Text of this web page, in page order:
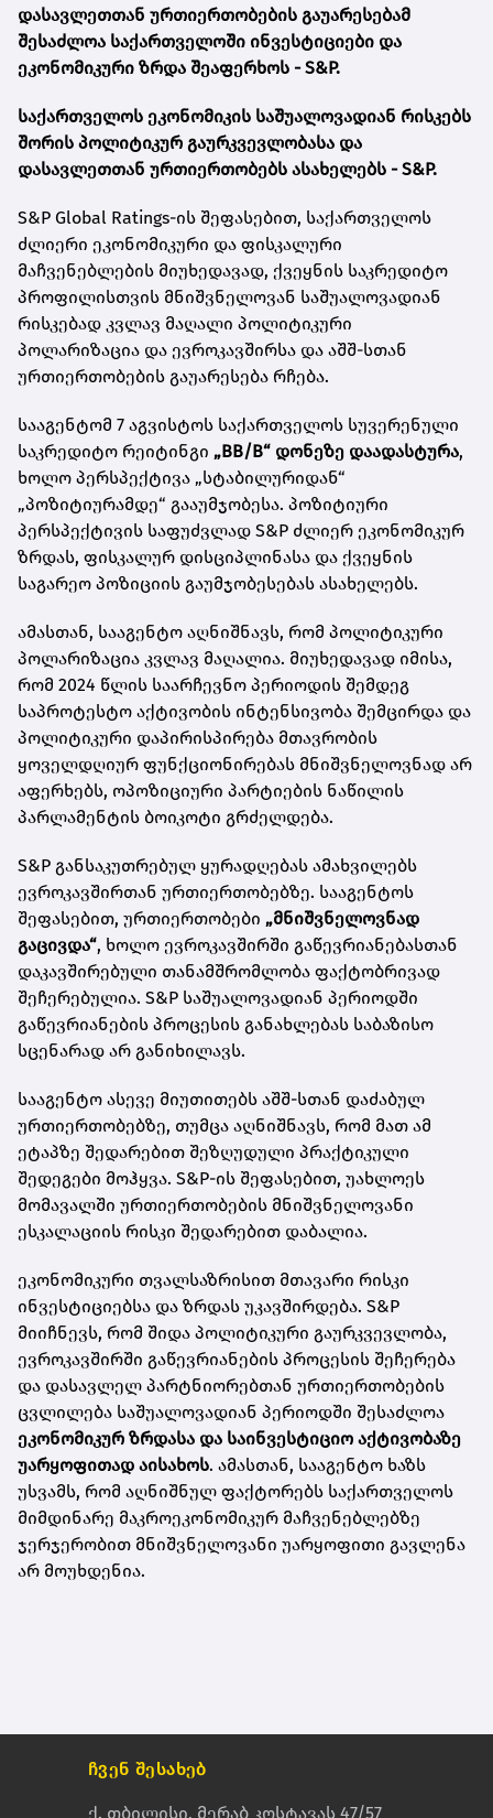
დასავლეთთან ურთიერთობების გაუარესებამ
შესაძლოა საქართველოში ინვესტიციები და
ეკონომიკური ზრდა შეაფერხოს - S&P.
საქართველოს ეკონომიკის საშუალოვადიან რისკებს
შორის პოლიტიკურ გაურკვევლობასა და
დასავლეთთან ურთიერთობებს ასახელებს - S&P.
S&P Global Ratings-ის შეფასებით, საქართველოს
ძლიერი ეკონომიკური და ფისკალური
მაჩვენებლების მიუხედავად, ქვეყნის საკრედიტო
პროფილისთვის მნიშვნელოვან საშუალოვადიან
რისკებად კვლავ მაღალი პოლიტიკური
პოლარიზაცია და ევროკავშირსა და აშშ-სთან
ურთიერთობების გაუარესება რჩება.
სააგენტომ 7 აგვისტოს საქართველოს სუვერენული
საკრედიტო რეიტინგი „BB/B“ დონეზე დაადასტურა,
ხოლო პერსპექტივა „სტაბილურიდან“
„პოზიტიურამდე“ გააუმჯობესა. პოზიტიური
პერსპექტივის საფუძვლად S&P ძლიერ ეკონომიკურ
ზრდას, ფისკალურ დისციპლინასა და ქვეყნის
საგარეო პოზიციის გაუმჯობესებას ასახელებს.
ამასთან, სააგენტო აღნიშნავს, რომ პოლიტიკური
პოლარიზაცია კვლავ მაღალია. მიუხედავად იმისა,
რომ 2024 წლის საარჩევნო პერიოდის შემდეგ
საპროტესტო აქტივობის ინტენსივობა შემცირდა და
პოლიტიკური დაპირისპირება მთავრობის
ყოველდღიურ ფუნქციონირებას მნიშვნელოვნად არ
აფერხებს, ოპოზიციური პარტიების ნაწილის
პარლამენტის ბოიკოტი გრძელდება.
S&P განსაკუთრებულ ყურადღებას ამახვილებს
ევროკავშირთან ურთიერთობებზე. სააგენტოს
შეფასებით, ურთიერთობები „მნიშვნელოვნად
გაცივდა“, ხოლო ევროკავშირში გაწევრიანებასთან
დაკავშირებული თანამშრომლობა ფაქტობრივად
შეჩერებულია. S&P საშუალოვადიან პერიოდში
გაწევრიანების პროცესის განახლებას საბაზისო
სცენარად არ განიხილავს.
სააგენტო ასევე მიუთითებს აშშ-სთან დაძაბულ
ურთიერთობებზე, თუმცა აღნიშნავს, რომ მათ ამ
ეტაპზე შედარებით შეზღუდული პრაქტიკული
შედეგები მოჰყვა. S&P-ის შეფასებით, უახლოეს
მომავალში ურთიერთობების მნიშვნელოვანი
ესკალაციის რისკი შედარებით დაბალია.
ეკონომიკური თვალსაზრისით მთავარი რისკი
ინვესტიციებსა და ზრდას უკავშირდება. S&P
მიიჩნევს, რომ შიდა პოლიტიკური გაურკვევლობა,
ევროკავშირში გაწევრიანების პროცესის შეჩერება
და დასავლელ პარტნიორებთან ურთიერთობების
ცვლილება საშუალოვადიან პერიოდში შესაძლოა
ეკონომიკურ ზრდასა და საინვესტიციო აქტივობაზე
უარყოფითად აისახოს. ამასთან, სააგენტო ხაზს
უსვამს, რომ აღნიშნულ ფაქტორებს საქართველოს
მიმდინარე მაკროეკონომიკურ მაჩვენებლებზე
ჯერჯერობით მნიშვნელოვანი უარყოფითი გავლენა
არ მოუხდენია.
ჩვენ შესახებ
ქ. თბილისი, მერაბ კოსტავას 47/57